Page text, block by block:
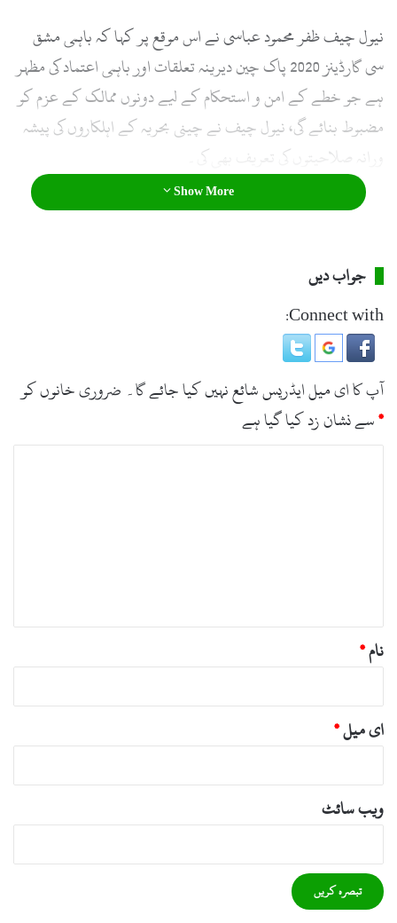
نیول چیف ظفر محمود عباسی نے اس موقع پر کہا کہ باہمی مشق
سی گارڈینز 2020 پاک چین دیرینہ تعلقات اور باہمی اعتماد کی مظہر
ہے جو خطے کے امن و استحکام کے لیے دونوں ممالک کے عزم کو
مضبوط بنائے گی، نیول چیف نے چینی بحریہ کے اہلکاروں کی پیشہ
ورانہ صلاحیتوں کی تعریف بھی کی۔
Show More
جواب دیں
Connect with:
آپ کا ای میل ایڈریس شائع نہیں کیا جائے گا۔ ضروری خانوں کو
*سے نشان زد کیا گیا ہے
نام*
ای میل*
ویب‌ سائٹ